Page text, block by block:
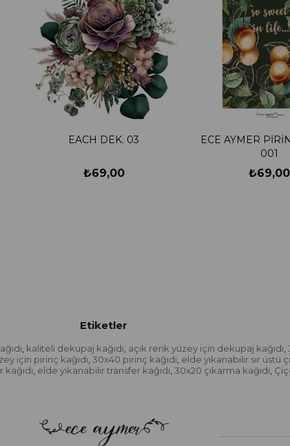
EACH DEK. 03
₺69,00
ECE AYMER
001
₺69,00
Etiketler
, kaliteli dekupaj kağıdı, açık renk yüzey için dekupaj kağıdı,
için pirinç kağıdı, 30x40 pirinç kağıdı, elde yıkanabilir sır üstü
kağıdı, elde yıkanabilir transfer kağıdı, 30x20 çıkarma kağıdı,